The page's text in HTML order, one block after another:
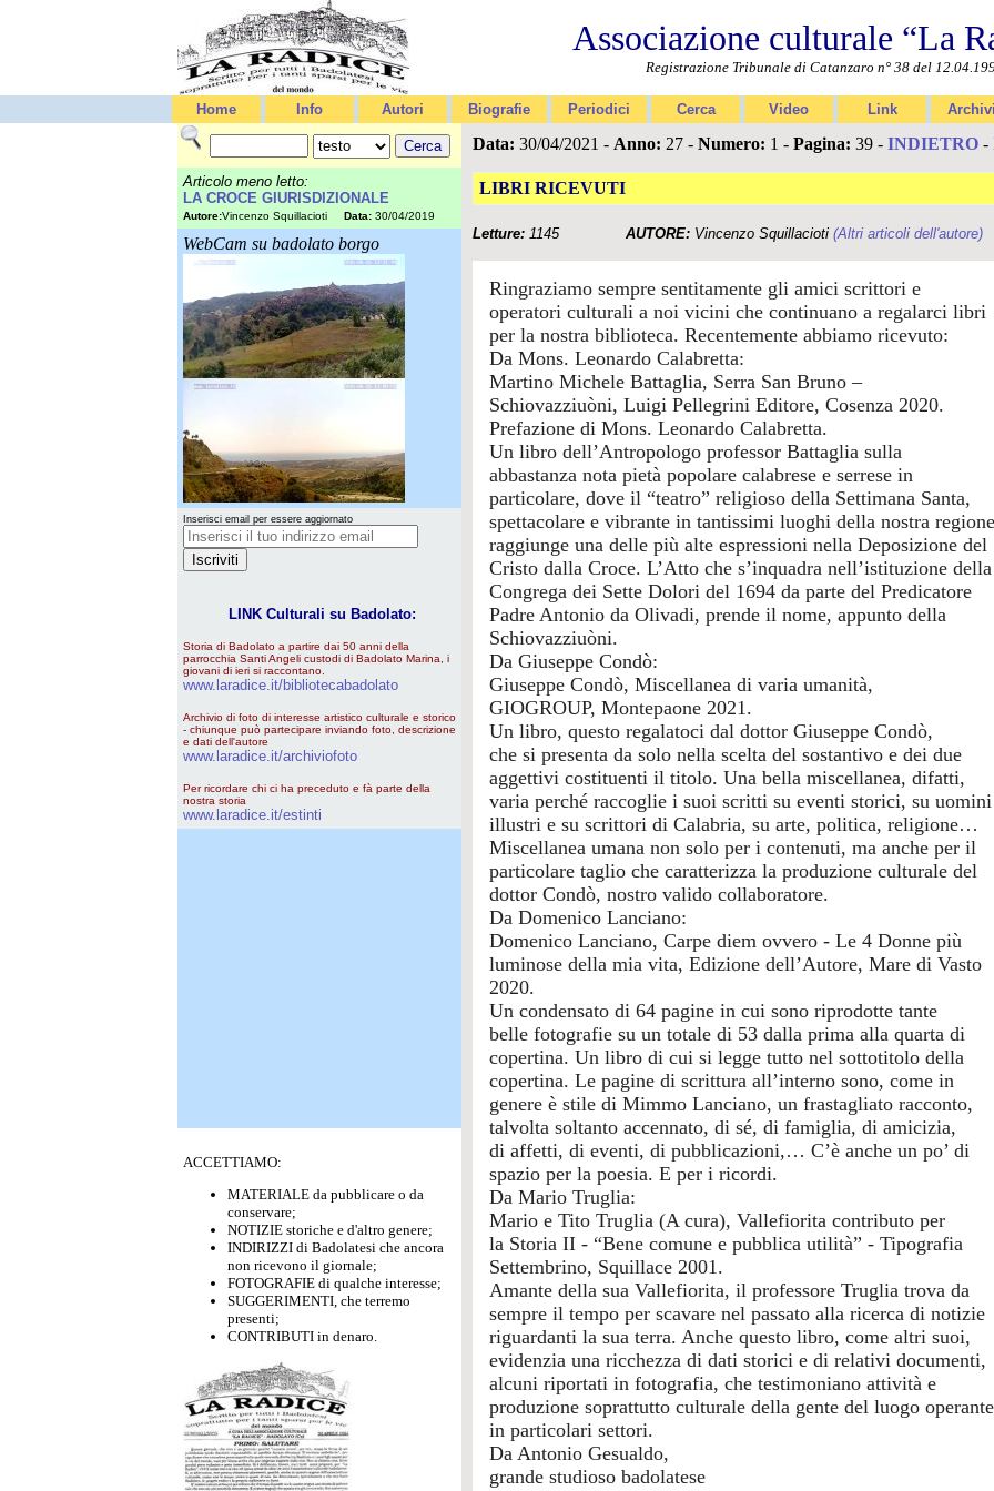
Associazione culturale “La
Registrazione Tribunale di Catanzaro n° 38 del
Home Info Autori Biografie Periodici Cerca Video Link
Articolo meno letto:
LA CROCE GIURISDIZIONALE
Autore:Vincenzo Squillacioti Data: 30/04/2019
WebCam su badolato borgo
Inserisci email per essere aggiornato
LINK Culturali su Badolato:
Storia di Badolato a partire dai 50 anni della
parrocchia Santi Angeli custodi di Badolato Marina, i
giovani di ieri si raccontano.
www.laradice.it/bibliotecabadolato
Archivio di foto di interesse artistico culturale e storico
- chiunque può partecipare inviando foto, descrizione
e dati dell'autore
www.laradice.it/archiviofoto
Per ricordare chi ci ha preceduto e fà parte della
nostra storia
www.laradice.it/estinti
ACCETTIAMO:
MATERIALE da pubblicare o da
conservare;
NOTIZIE storiche e d'altro genere;
INDIRIZZI di Badolatesi che ancora
non ricevono il giornale;
FOTOGRAFIE di qualche interesse;
SUGGERIMENTI, che terremo
presenti;
CONTRIBUTI in denaro.
Data: 30/04/2021 - Anno: 27 - Numero: 1 - Pagina: 39 - INDIETRO -
LIBRI RICEVUTI
Letture: 1145 AUTORE: Vincenzo Squillacioti (Altri articoli dell'autore)
Ringraziamo sempre sentitamente gli amici scrittori e
operatori culturali a noi vicini che continuano a regalarci libri
per la nostra biblioteca. Recentemente abbiamo ricevuto:
Da Mons. Leonardo Calabretta:
Martino Michele Battaglia, Serra San Bruno –
Schiovazziuòni, Luigi Pellegrini Editore, Cosenza 2020.
Prefazione di Mons. Leonardo Calabretta.
Un libro dell’Antropologo professor Battaglia sulla
abbastanza nota pietà popolare calabrese e serrese in
particolare, dove il “teatro” religioso della Settimana Santa,
spettacolare e vibrante in tantissimi luoghi della nostra
raggiunge una delle più alte espressioni nella Deposizione del
Cristo dalla Croce. L’Atto che s’inquadra nell’istituzione della
Congrega dei Sette Dolori del 1694 da parte del Predicatore
Padre Antonio da Olivadi, prende il nome, appunto della
Schiovazziuòni.
Da Giuseppe Condò:
Giuseppe Condò, Miscellanea di varia umanità,
GIOGROUP, Montepaone 2021.
Un libro, questo regalatoci dal dottor Giuseppe Condò,
che si presenta da solo nella scelta del sostantivo e dei due
aggettivi costituenti il titolo. Una bella miscellanea, difatti,
varia perché raccoglie i suoi scritti su eventi storici, su uomini
illustri e su scrittori di Calabria, su arte, politica, religione…
Miscellanea umana non solo per i contenuti, ma anche per il
particolare taglio che caratterizza la produzione culturale del
dottor Condò, nostro valido collaboratore.
Da Domenico Lanciano:
Domenico Lanciano, Carpe diem ovvero - Le 4 Donne più
luminose della mia vita, Edizione dell’Autore, Mare di Vasto
2020.
Un condensato di 64 pagine in cui sono riprodotte tante
belle fotografie su un totale di 53 dalla prima alla quarta di
copertina. Un libro di cui si legge tutto nel sottotitolo della
copertina. Le pagine di scrittura all’interno sono, come in
genere è stile di Mimmo Lanciano, un frastagliato racconto,
talvolta soltanto accennato, di sé, di famiglia, di amicizia,
di affetti, di eventi, di pubblicazioni,… C’è anche un po’ di
spazio per la poesia. E per i ricordi.
Da Mario Truglia:
Mario e Tito Truglia (A cura), Vallefiorita contributo per
la Storia II - “Bene comune e pubblica utilità” - Tipografia
Settembrino, Squillace 2001.
Amante della sua Vallefiorita, il professore Truglia trova da
sempre il tempo per scavare nel passato alla ricerca di notizie
riguardanti la sua terra. Anche questo libro, come altri suoi,
evidenzia una ricchezza di dati storici e di relativi documenti,
alcuni riportati in fotografia, che testimoniano attività e
produzione soprattutto culturale della gente del luogo operante
in particolari settori.
Da Antonio Gesualdo,
grande studioso badolatese